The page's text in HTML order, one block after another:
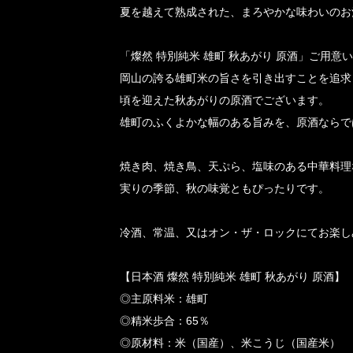
夏を越えて熟成された、まろやかな味わいの
「燦然 特別純米 雄町 秋あがり 原酒」ご用意
岡山の誇る雄町米の旨さを引き出すことを追
頃を迎えた秋あがりの原酒でございます。
雄町のふくよかな幅のある旨みを、原酒なら
焼き肉、焼き鳥、天ぷら、塩味のある中華料
実りの季節、秋の味覚ともぴったりです。
冷酒、常温、又はオン・ザ・ロックにてお楽
【 日本酒 燦然 特別純米 雄町 秋あがり 原酒】
◎主原料米：雄町
◎精米歩合：65％
◎原材料：米（国産）、米こうじ（国産米）